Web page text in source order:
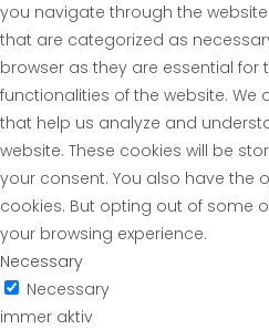
you navigate through the
that are categorized as
browser as they are essential for
functionalities of the website.
that help us analyze and
website. These cookies will be
your consent. You also have the
cookies. But opting out of some
your browsing experience.
Necessary
Necessary
immer aktiv